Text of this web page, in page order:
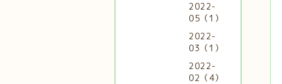
2022-
05（1）
2022-
03（1）
2022-
02（4）